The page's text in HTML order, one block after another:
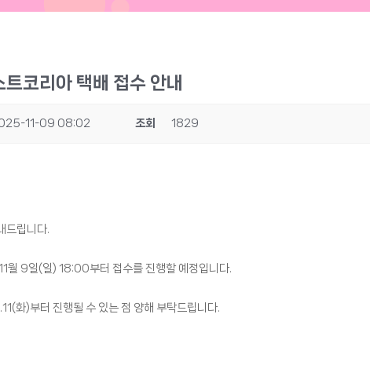
코리아 택배 접수 안내
11-09 08:02 조회 1829
드립니다.
월 9일(일) 18:00부터 접수를 진행할 예정입니다.
화)부터 진행될 수 있는 점 양해 부탁드립니다.